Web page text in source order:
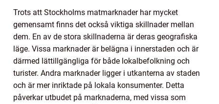
Trots att Stockholms matmarknader har mycket
gemensamt finns det också viktiga skillnader mellan
dem. En av de stora skillnaderna är deras geografiska
läge. Vissa marknader är belägna i innerstaden och är
därmed lättillgängliga för både lokalbefolkning och
turister. Andra marknader ligger i utkanterna av staden
och är mer inriktade på lokala konsumenter. Detta
påverkar utbudet på marknaderna, med vissa som